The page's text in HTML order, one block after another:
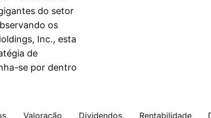
do setor
os
Inc., esta
de
se por dentro
Valoração Dividendos Rentabilidade